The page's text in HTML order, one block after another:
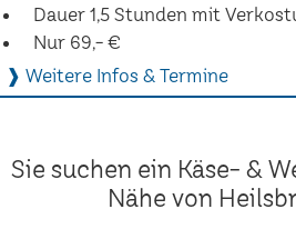
Dauer 1,5 Stunden mit
Nur 69,- €
❱ Weitere Infos & Termine
Sie suchen ein Käse- &
Nähe von